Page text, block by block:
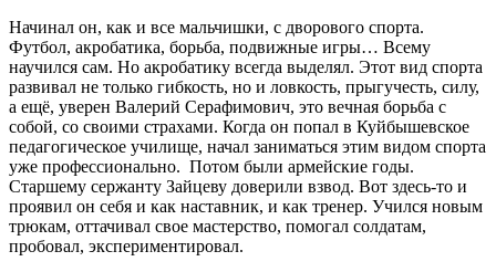
Начинал он, как и все мальчишки, с дворового спорта.
Футбол, акробатика, борьба, подвижные игры… Всему
научился сам. Но акробатику всегда выделял. Этот вид спорта
развивал не только гибкость, но и ловкость, прыгучесть, силу,
а ещё, уверен Валерий Серафимович, это вечная борьба с
собой, со своими страхами. Когда он попал в Куйбышевское
педагогическое училище, начал заниматься этим видом спорта
уже профессионально. Потом были армейские годы.
Старшему сержанту Зайцеву доверили взвод. Вот здесь-то и
проявил он себя и как наставник, и как тренер. Учился новым
трюкам, оттачивал свое мастерство, помогал солдатам,
пробовал, экспериментировал.